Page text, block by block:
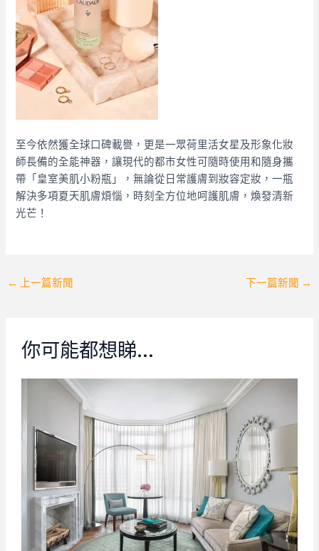
至今依然獲全球口碑載譽，更是一眾荷里活女星及形象化妝
師長備的全能神器，讓現代的都市女性可隨時使用和隨身攜
帶「皇室美肌小粉瓶」，無論從日常護膚到妝容定妝，一瓶
解決多項夏天肌膚煩惱，時刻全方位地呵護肌膚，煥發清新
光芒！
Post
← 上一篇新聞 下一篇新聞 →
你可能都想睇…